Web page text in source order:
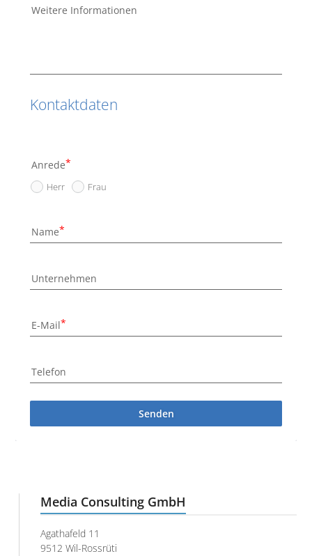
Weitere Informationen
Kontaktdaten
Anrede
Herr Frau
Name
Unternehmen
E-Mail
Telefon
Senden
Media Consulting GmbH
Agathafeld 11
9512 Wil-Rossrüti